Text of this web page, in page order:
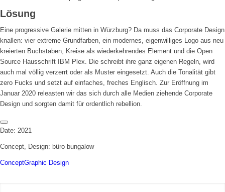
Lösung
Eine progressive Galerie mitten in Würzburg? Da muss das Corporate Design
knallen: vier extreme Grundfarben, ein modernes, eigenwilliges Logo aus neu
kreierten Buchstaben, Kreise als wiederkehrendes Element und die Open
Source Hausschrift IBM Plex. Die schreibt ihre ganz eigenen Regeln, wird
auch mal völlig verzerrt oder als Muster eingesetzt. Auch die Tonalität gibt
zero Fucks und setzt auf einfaches, freches Englisch. Zur Eröffnung im
Januar 2020 releasten wir das sich durch alle Medien ziehende Corporate
Design und sorgten damit für ordentlich rebellion.
Date: 2021
Concept, Design: büro bungalow
ConceptGraphic Design